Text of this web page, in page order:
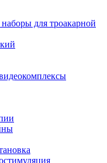
для троакарной